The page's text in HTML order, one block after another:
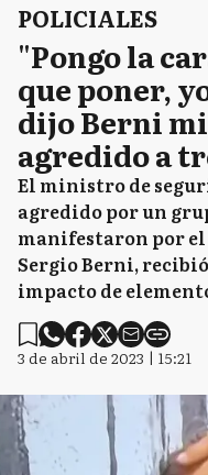
POLICIALES
"Pongo la
que poner,
dijo Berni
agredido a
El ministro de
agredido por un
manifestaron por el
Sergio Berni,
impacto de
3 de abril de 2023 | 15:21